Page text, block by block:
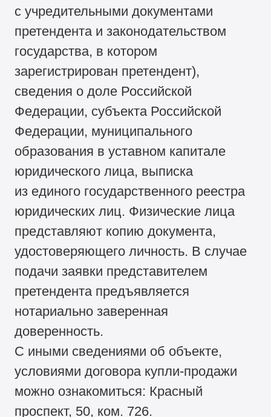
с учредительными документами
претендента и законодательством
государства, в котором
зарегистрирован претендент),
сведения о доле Российской
Федерации, субъекта Российской
Федерации, муниципального
образования в уставном капитале
юридического лица, выписка
из единого государственного реестра
юридических лиц. Физические лица
представляют копию документа,
удостоверяющего личность. В случае
подачи заявки представителем
претендента предъявляется
нотариально заверенная
доверенность.
С иными сведениями об объекте,
условиями договора купли-продажи
можно ознакомиться: Красный
проспект, 50, ком. 726.